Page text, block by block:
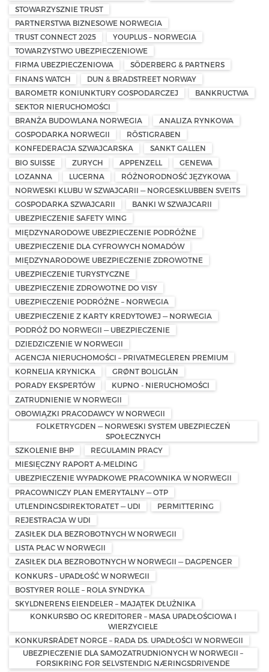
STOWARZYSZNIE TRUST
PARTNERSTWA BIZNESOWE NORWEGIA
TRUST CONNECT 2025
YOUPLUS – NORWEGIA
TOWARZYSTWO UBEZPIECZENIOWE
FIRMA UBEZPIECZENIOWA
SÖDERBERG & PARTNERS
FINANS WATCH
DUN & BRADSTREET NORWAY
BAROMETR KONIUNKTURY GOSPODARCZEJ
BANKRUCTWA
SEKTOR NIERUCHOMOŚCI
BRANŻA BUDOWLANA NORWEGIA
ANALIZA RYNKOWA
GOSPODARKA NORWEGII
RÖSTIGRABEN
KONFEDERACJA SZWAJCARSKA
SANKT GALLEN
BIO SUISSE
ZURYCH APPENZELL
GENEWA
LOZANNA
LUCERNA
RÓŻNORODNOŚĆ JĘZYKOWA
NORWESKI KLUBU W SZWAJCARII — NORGESKLUBBEN SVEITS
GOSPODARKA SZWAJCARII
BANKI W SZWAJCARII
UBEZPIECZENIE SAFETY WING
MIĘDZYNARODOWE UBEZPIECZENIE PODRÓŻNE
UBEZPIECZENIE DLA CYFROWYCH NOMADÓW
MIĘDZYNARODOWE UBEZPIECZENIE ZDROWOTNE
UBEZPIECZENIE TURYSTYCZNE
UBEZPIECZENIE ZDROWOTNE DO VISY
UBEZPIECZENIE PODRÓŻNE – NORWEGIA
UBEZPIECZENIE Z KARTY KREDYTOWEJ — NORWEGIA
PODRÓŻ DO NORWEGII — UBEZPIECZENIE
DZIEDZICZENIE W NORWEGII
AGENCJA NIERUCHOMOŚCI – PRIVATMEGLEREN PREMIUM
KORNELIA KRYNICKA
GRØNT BOLIGLÅN
PORADY EKSPERTÓW
KUPNO - NIERUCHOMOŚCI
ZATRUDNIENIE W NORWEGII
OBOWIĄZKI PRACODAWCY W NORWEGII
FOLKETRYGDEN — NORWESKI SYSTEM UBEZPIECZEŃ
SPOŁECZNYCH
SZKOLENIE BHP
REGULAMIN PRACY
MIESIĘCZNY RAPORT A-MELDING
UBEZPIECZENIE WYPADKOWE PRACOWNIKA W NORWEGII
PRACOWNICZY PLAN EMERYTALNY — OTP
UTLENDINGSDIREKTORATET — UDI
PERMITTERING
REJESTRACJA W UDI
ZASIŁEK DLA BEZROBOTNYCH W NORWEGII
LISTA PŁAC W NORWEGII
ZASIŁEK DLA BEZROBOTNYCH W NORWEGII — DAGPENGER
KONKURS – UPADŁOŚĆ W NORWEGII
BOSTYRER ROLLE – ROLA SYNDYKA
SKYLDNERENS EIENDELER – MAJĄTEK DŁUŻNIKA
KONKURSBO OG KREDITORER – MASA UPADŁOŚCIOWA I
WIERZYCIELE
KONKURSRÅDET NORGE – RADA DS. UPADŁOŚCI W NORWEGII
UBEZPIECZENIE DLA SAMOZATRUDNIONYCH W NORWEGII –
FORSIKRING FOR SELVSTENDIG NÆRINGSDRIVENDE